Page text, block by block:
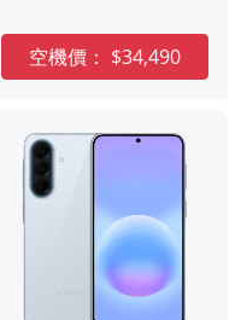
空機價： $34,490